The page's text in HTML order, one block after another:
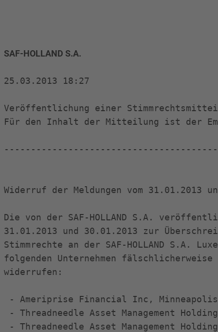
SAF-HOLLAND S.A.
25.03.2013 18:27
Veröffentlichung einer
Für den Inhalt der Mitteilung ist der
Widerruf der Meldungen vom 31.01.2013
Die von der SAF-HOLLAND S.A.
31.01.2013 und 30.01.2013 zur
Stimmrechte an der SAF-HOLLAND S.A.
folgenden Unternehmen
widerrufen:
- Ameriprise Financial Inc,
- Threadneedle Asset Management
- Threadneedle Asset Management